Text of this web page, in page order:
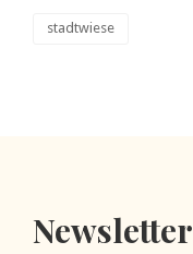
stadtwiese
Newsletter